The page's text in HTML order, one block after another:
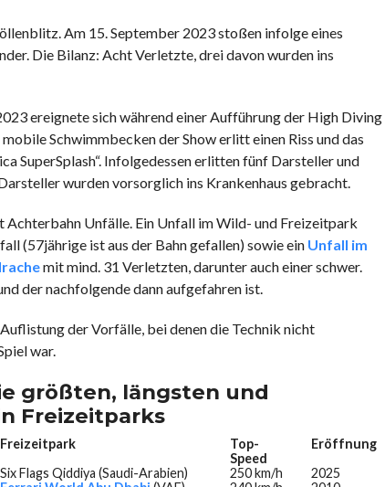
Am 15. September 2023 stoßen infolge eines
Die Bilanz: Acht Verletzte, drei davon wurden ins
ereignete sich während einer Aufführung der High Diving
Schwimmbecken der Show erlitt einen Riss und das
SuperSplash“. Infolgedessen erlitten fünf Darsteller und
wurden vorsorglich ins Krankenhaus gebracht.
Achterbahn Unfälle. Ein Unfall im Wild- und Freizeitpark
(57jährige ist aus der Bahn gefallen) sowie ein Unfall im
mit mind. 31 Verletzten, darunter auch einer schwer.
der nachfolgende dann aufgefahren ist.
der Vorfälle, bei denen die Technik nicht
war.
größten, längsten und
Freizeitparks
Freizeitpark
Top-
Speed
Eröffnung
Six Flags Qiddiya (Saudi-Arabien) 250 km/h
2025